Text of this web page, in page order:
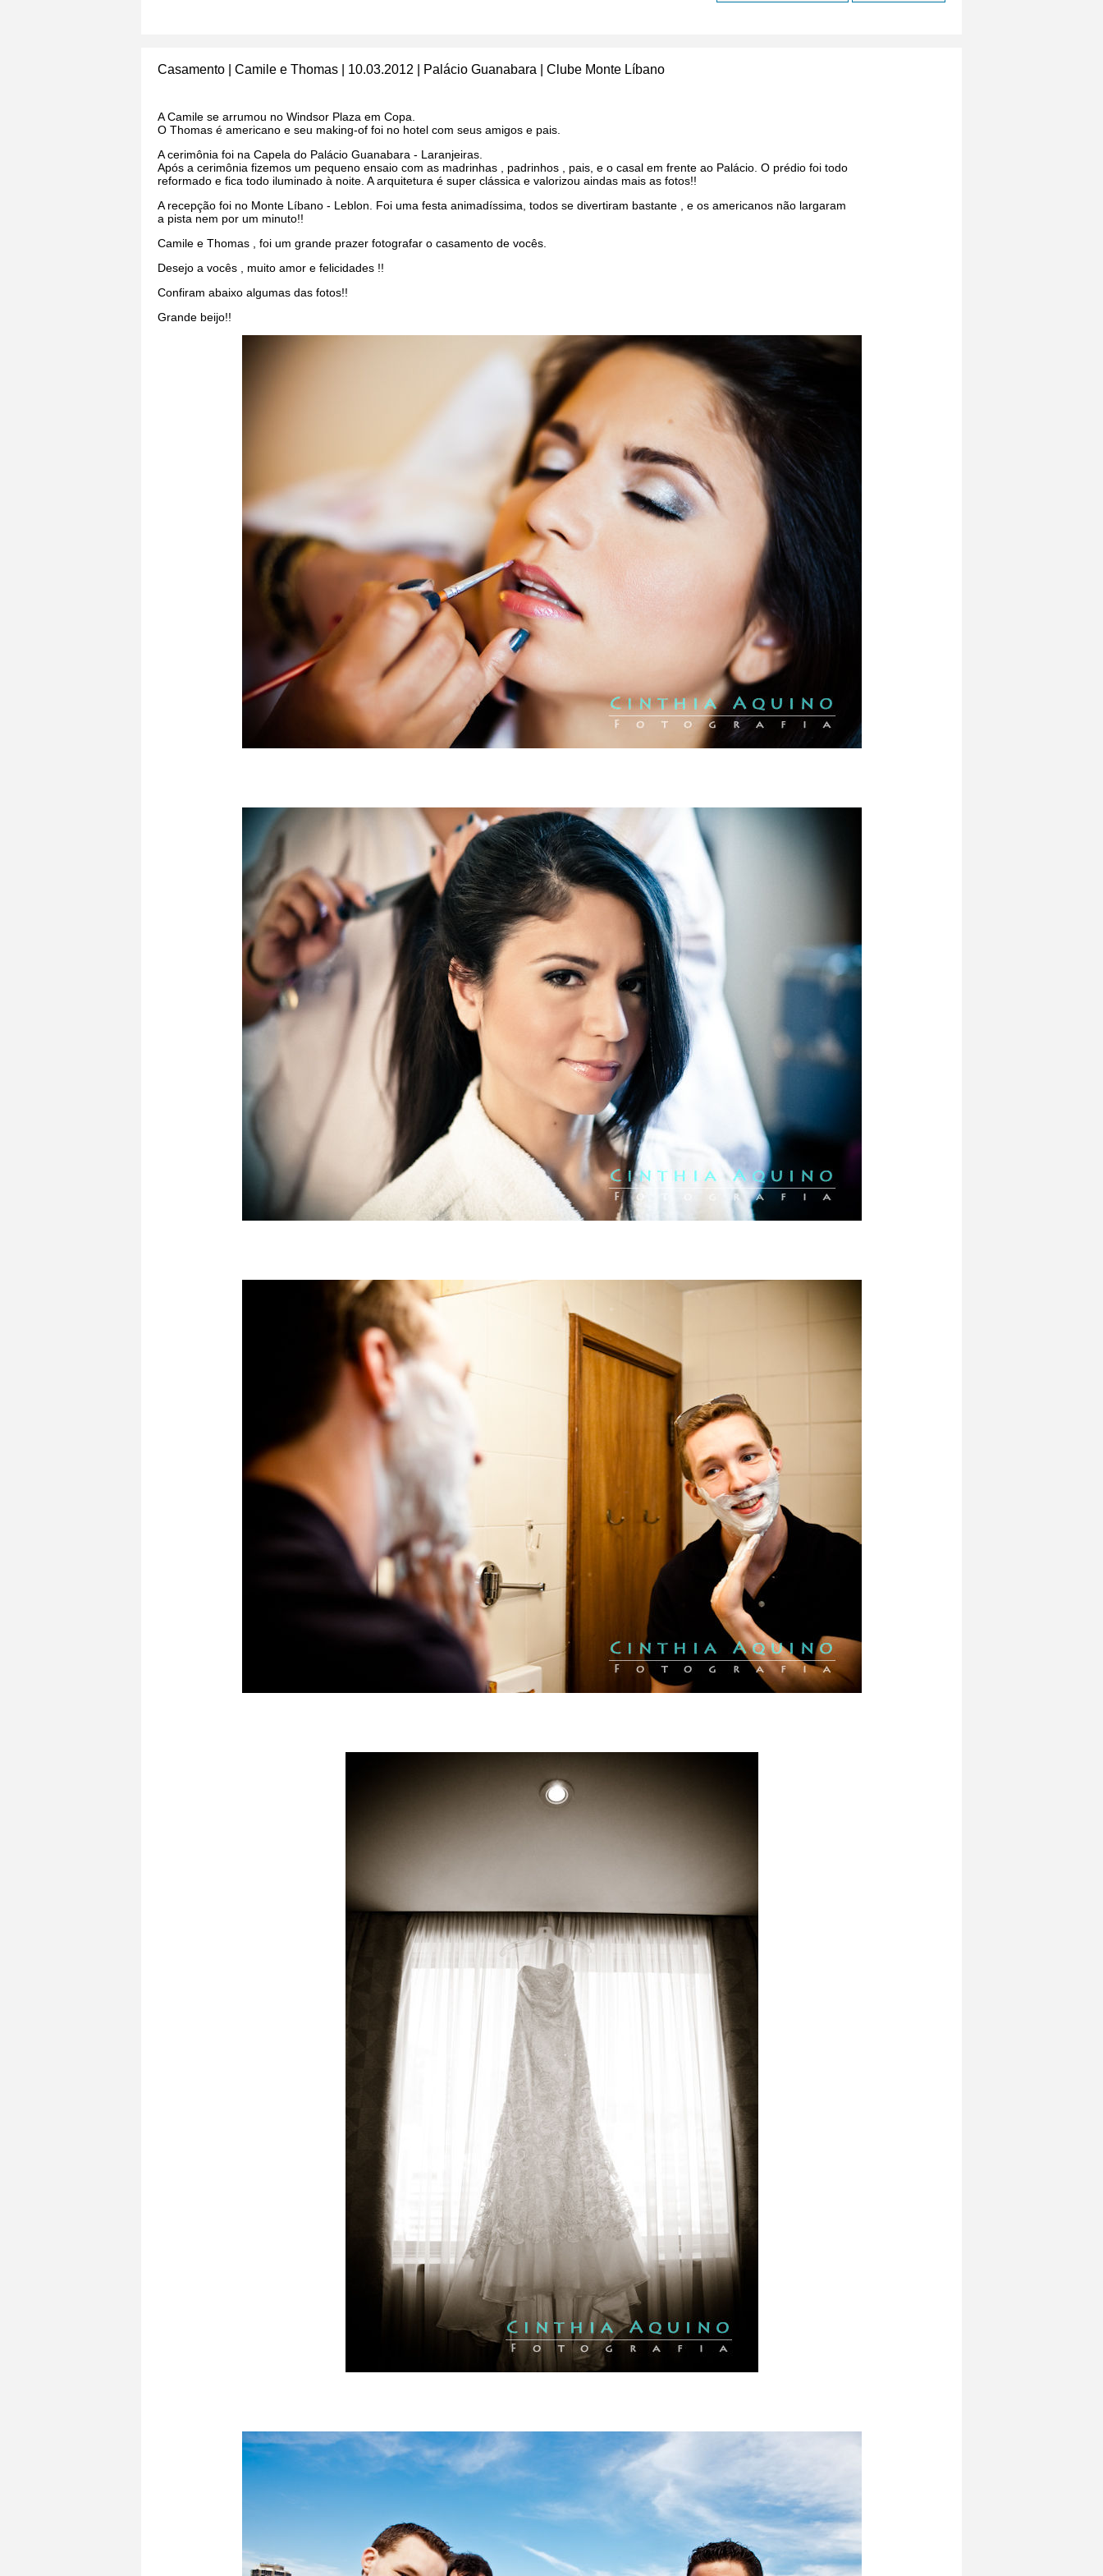
Casamento | Camile e Thomas | 10.03.2012 | Palácio Guanabara | Clube Monte Lí­bano
A Camile se arrumou no Windsor Plaza em Copa.
O Thomas é americano e seu making-of foi no hotel com seus amigos e pais.
A cerimônia foi na Capela do Palácio Guanabara - Laranjeiras.
Após a cerimônia fizemos um pequeno ensaio com as madrinhas , padrinhos , pais, e o casal em frente ao Palácio. O prédio foi todo
reformado e fica todo iluminado à noite. A arquitetura é super clássica e valorizou aindas mais as fotos!!
A recepção foi no Monte Líbano - Leblon. Foi uma festa animadíssima, todos se divertiram bastante , e os americanos não largaram
a pista nem por um minuto!!
Camile e Thomas , foi um grande prazer fotografar o casamento de vocês.
Desejo a vocês , muito amor e felicidades !!
Confiram abaixo algumas das fotos!!
Grande beijo!!